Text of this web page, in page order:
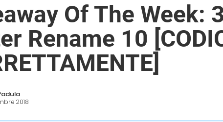
Of The Week:
Rename 10
2018